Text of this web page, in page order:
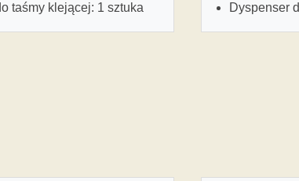
taśmy klejącej: 1 sztuka
Dyspenser